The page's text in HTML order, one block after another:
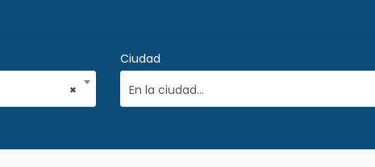
×
Ciudad
En la ciudad...